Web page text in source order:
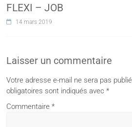
FLEXI – JOB
14 mars 2019
Laisser un commentaire
Votre adresse e-mail ne sera pas
obligatoires sont indiqués avec*
Commentaire*